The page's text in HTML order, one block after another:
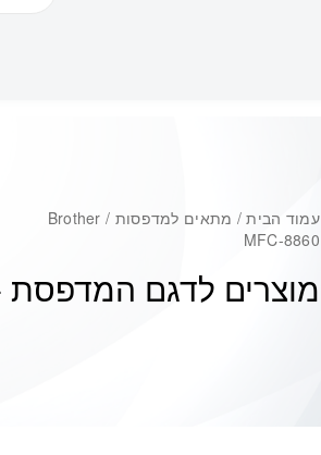
עמוד הבית
/ מתאים למדפסות / Brother
MFC-8860
מוצרים לדגם המדפסת